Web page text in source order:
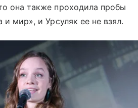
она также проходила пробы
и мир», и Урсуляк ее не взял.